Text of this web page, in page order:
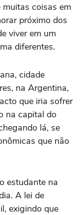
coisas em
próximo dos
viver em um
diferentes.
cidade
na Argentina,
que iria sofrer
na capital do
lá, se
que não
estudante na
A lei de
exigindo que